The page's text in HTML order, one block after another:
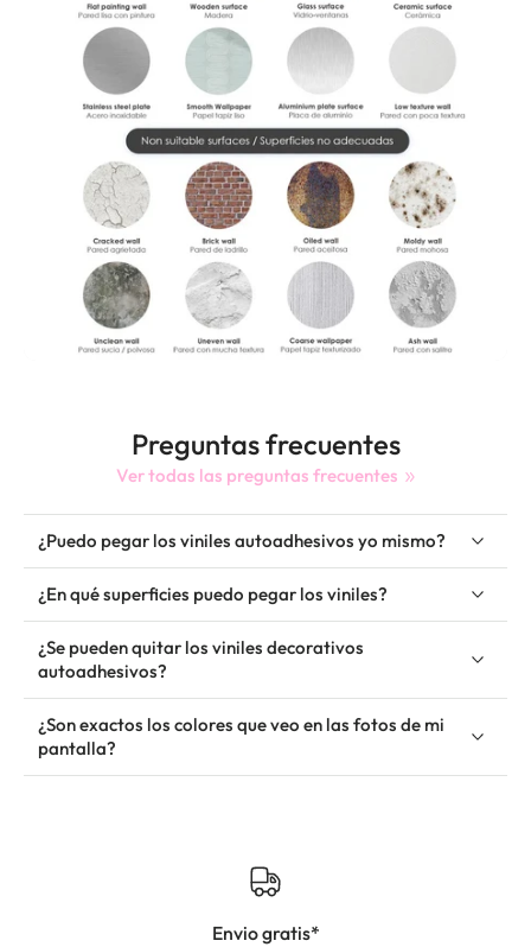
Preguntas frecuentes
Ver todas las preguntas frecuentes
¿Puedo pegar los viniles autoadhesivos yo mismo?
¿En qué superficies puedo pegar los viniles?
¿Se pueden quitar los viniles decorativos
autoadhesivos?
¿Son exactos los colores que veo en las fotos de mi
pantalla?
Envio gratis*